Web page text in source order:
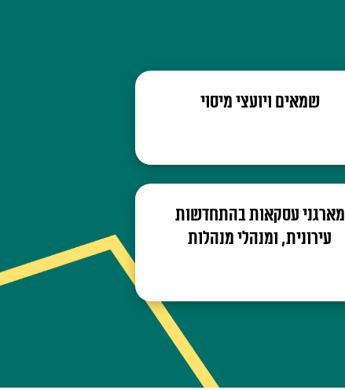
שמאים ויועצי מיסוי
מארגני עסקאות בהתחדשות
עירונית, ומנהלי מנהלות